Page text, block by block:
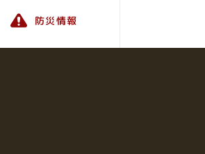
防災情報